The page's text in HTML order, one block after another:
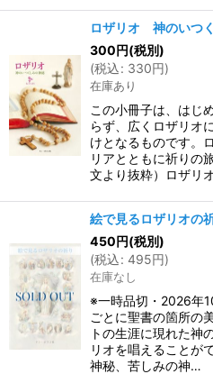
ロザリオ 神のいつ
300円(税別)
(税込: 330円)
在庫あり
この小冊子は、はじ
らず、広くロザリオ
けとなるものです。
リアとともに祈り
文より抜粋）ロザリ
絵で見るロザリオの
450円(税別)
(税込: 495円)
在庫なし
※一時品切・2026年
ごとに聖書の箇所の
トの生涯に現れた神
リオを唱えることが
神秘、苦しみの神…